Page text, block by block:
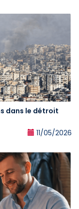
dans le détroit
11/05/2026